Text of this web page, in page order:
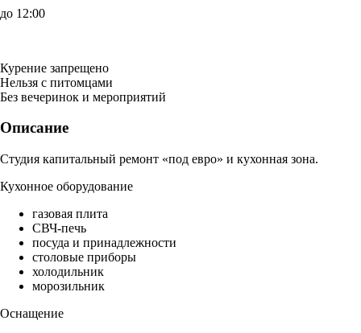
до 12:00
Курение запрещено
Нельзя с питомцами
Без вечеринок и мероприятий
Описание
Студия капитальный ремонт «под евро» и кухонная зона.
Кухонное оборудование
газовая плита
СВЧ-печь
посуда и принадлежности
столовые приборы
холодильник
морозильник
Оснащение